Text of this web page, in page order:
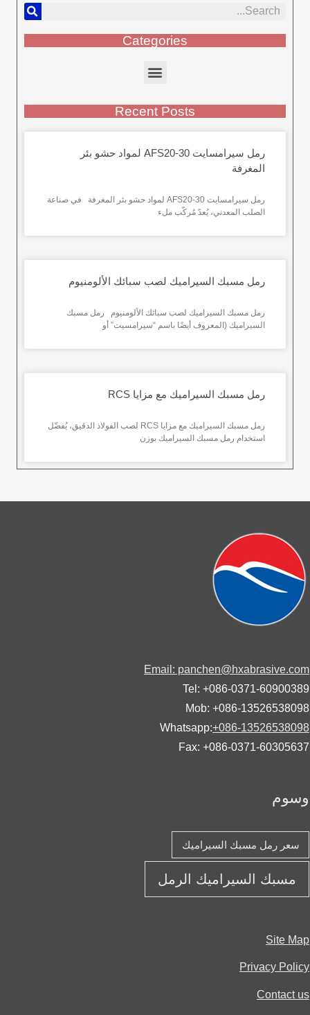
Categories
Recent Posts
رمل سيرامسايت AFS20-30 لمواد حشو بئر
المغرفة
رمل سيرامسايت AFS20-30 لمواد حشو بئر المغرفة في صناعة
الصلب المعدني، يُعدّ مُركّب ملء
رمل مسبك السيراميك لصب سبائك الألومنيوم
رمل مسبك السيراميك لصب سبائك الألومنيوم رمل مسبك
السيراميك (المعروف أيضًا باسم “سيرامسيت” أو
رمل مسبك السيراميك مع مزايا RCS
رمل مسبك السيراميك مع مزايا RCS لصب الفولاذ الدقيق، يُفضّل
استخدام رمل مسبك السيراميك بوزن
Email:
Tel: +086-0371-
Mob: +086-
Whatsapp:+086-
Fax: +086-0371-
رمل مسبك السيراميك
مسبك السيراميك الرمل
Site
Privacy
Contact